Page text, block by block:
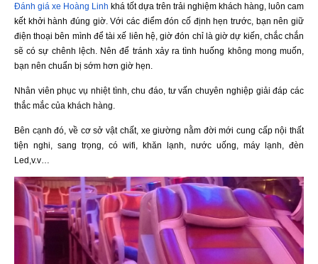
Đánh giá xe Hoàng Linh khá tốt dựa trên trải nghiệm khách hàng, luôn cam
kết khởi hành đúng giờ. Với các điểm đón cố định hẹn trước, bạn nên giữ
điện thoại bên mình để tài xế liên hệ, giờ đón chỉ là giờ dự kiến, chắc chắn
sẽ có sự chênh lệch. Nên để tránh xảy ra tình huống không mong muốn,
bạn nên chuẩn bị sớm hơn giờ hẹn.
Nhân viên phục vụ nhiệt tình, chu đáo, tư vấn chuyên nghiệp giải đáp các
thắc mắc của khách hàng.
Bên cạnh đó, về cơ sở vật chất, xe giường nằm đời mới cung cấp nội thất
tiện nghi, sang trọng, có wifi, khăn lạnh, nước uống, máy lạnh, đèn
Led,v.v…